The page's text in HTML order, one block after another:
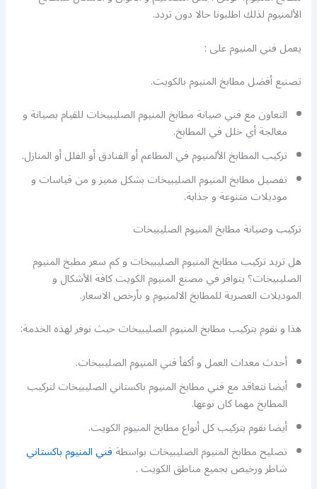
الألمنيوم لذلك اطلبونا حالا دون تردد.
يعمل فني المنيوم على :
تصنيع أفضل مطابخ المنيوم بالكويت.
التعاون مع فني صيانة مطابخ المنيوم الصليبيخات للقيام بصيانة و
معالجة أي خلل في المطابخ.
تركيب المطابخ الألمنيوم في المطاعم أو الفنادق أو الفلل أو المنازل.
تفصيل مطابخ المنيوم الصليبيخات بشكل مميز و من قياسات و
موديلات متنوعة و جذابة.
تركيب وصيانة مطابخ المنيوم الصليبيخات
هل تريد تركيب مطابخ المنيوم الصليبيخات و كم سعر مطبخ المنيوم
الصليبيخات؟ يتوافر في مصنع المنيوم الكويت كافة الأشكال و
الموديلات العصرية للمطابخ الالمنيوم و بأرخص الاسعار.
هذا و نقوم بتركيب مطابخ المنيوم الصليبيخات حيث نوفر لهذه الخدمة:
أحدث معدات العمل و أكفأ فني المنيوم الصليبيخات.
أيضا نتعاقد مع فني مطابخ المنيوم باكستاني الصليبيخات لتركيب
المطابخ مهما كان نوعها.
أيضا نقوم بتركيب كل أنواع مطابخ المنيوم الكويت.
تصليح مطابخ المنيوم الصليبيخات بواسطةفني المنيوم باكستاني
شاطر ورخيص بجميع مناطق الكويت .